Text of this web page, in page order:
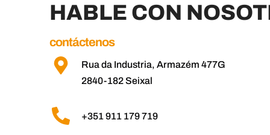
contáctenos
HABLE CON
Rua da Industria, Armazém 477G
2840-182 Seixal
+351 911 179 719